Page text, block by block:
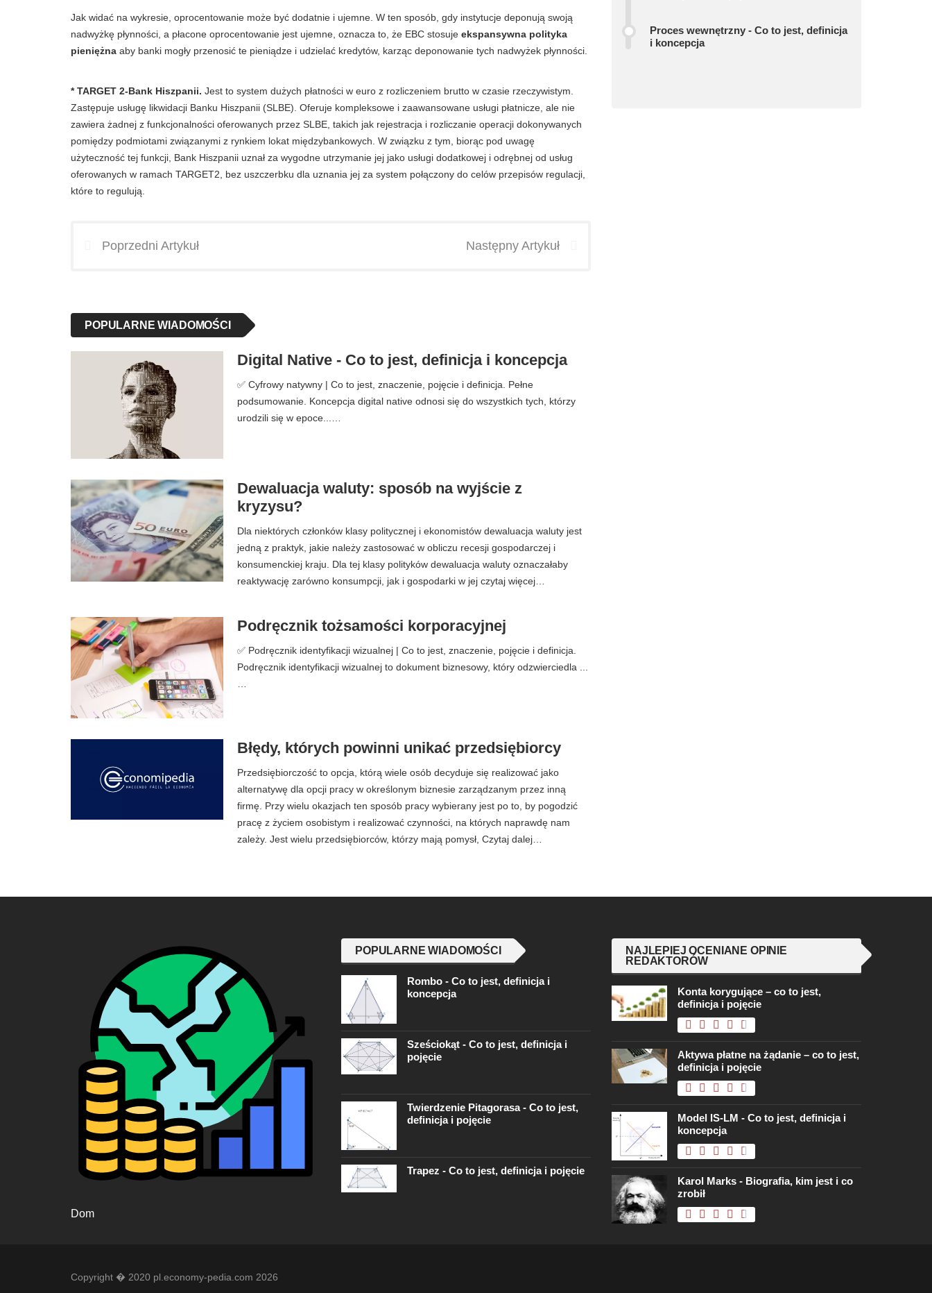
Jak widać na wykresie, oprocentowanie może być dodatnie i ujemne. W ten sposób, gdy instytucje deponują swoją
nadwyżkę płynności, a płacone oprocentowanie jest ujemne, oznacza to, że EBC stosuje ekspansywna polityka
pieniężna aby banki mogły przenosić te pieniądze i udzielać kredytów, karząc deponowanie tych nadwyżek płynności.
* TARGET 2-Bank Hiszpanii. Jest to system dużych płatności w euro z rozliczeniem brutto w czasie rzeczywistym.
Zastępuje usługę likwidacji Banku Hiszpanii (SLBE). Oferuje kompleksowe i zaawansowane usługi płatnicze, ale nie
zawiera żadnej z funkcjonalności oferowanych przez SLBE, takich jak rejestracja i rozliczanie operacji dokonywanych
pomiędzy podmiotami związanymi z rynkiem lokat międzybankowych. W związku z tym, biorąc pod uwagę
użyteczność tej funkcji, Bank Hiszpanii uznał za wygodne utrzymanie jej jako usługi dodatkowej i odrębnej od usług
oferowanych w ramach TARGET2, bez uszczerbku dla uznania jej za system połączony do celów przepisów regulacji,
które to regulują.
Poprzedni Artykuł Następny Artykuł
POPULARNE WIADOMOŚCI
Digital Native - Co to jest, definicja i koncepcja
✅ Cyfrowy natywny | Co to jest, znaczenie, pojęcie i definicja. Pełne
podsumowanie. Koncepcja digital native odnosi się do wszystkich tych, którzy
urodzili się w epoce...…
Dewaluacja waluty: sposób na wyjście z
kryzysu?
Dla niektórych członków klasy politycznej i ekonomistów dewaluacja waluty jest
jedną z praktyk, jakie należy zastosować w obliczu recesji gospodarczej i
konsumenckiej kraju. Dla tej klasy polityków dewaluacja waluty oznaczałaby
reaktywację zarówno konsumpcji, jak i gospodarki w jej czytaj więcej…
Podręcznik tożsamości korporacyjnej
✅ Podręcznik identyfikacji wizualnej | Co to jest, znaczenie, pojęcie i definicja.
Podręcznik identyfikacji wizualnej to dokument biznesowy, który odzwierciedla ...
…
Błędy, których powinni unikać przedsiębiorcy
Przedsiębiorczość to opcja, którą wiele osób decyduje się realizować jako
alternatywę dla opcji pracy w określonym biznesie zarządzanym przez inną
firmę. Przy wielu okazjach ten sposób pracy wybierany jest po to, by pogodzić
pracę z życiem osobistym i realizować czynności, na których naprawdę nam
zależy. Jest wielu przedsiębiorców, którzy mają pomysł, Czytaj dalej…
Proces wewnętrzny - Co to jest, definicja
i koncepcja
Dom
POPULARNE WIADOMOŚCI
Rombo - Co to jest, definicja i
koncepcja
Sześciokąt - Co to jest, definicja i
pojęcie
Twierdzenie Pitagorasa - Co to jest,
definicja i pojęcie
Trapez - Co to jest, definicja i pojęcie
NAJLEPIEJ OCENIANE OPINIE
REDAKTORÓW
Konta korygujące – co to jest,
definicja i pojęcie
Aktywa płatne na żądanie – co to jest,
definicja i pojęcie
Model IS-LM - Co to jest, definicja i
koncepcja
Karol Marks - Biografia, kim jest i co
zrobił
Copyright � 2020 pl.economy-pedia.com 2026